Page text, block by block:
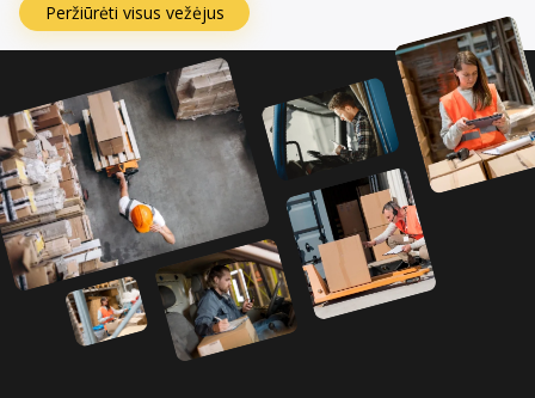
Peržiūrėti visus vežėjus